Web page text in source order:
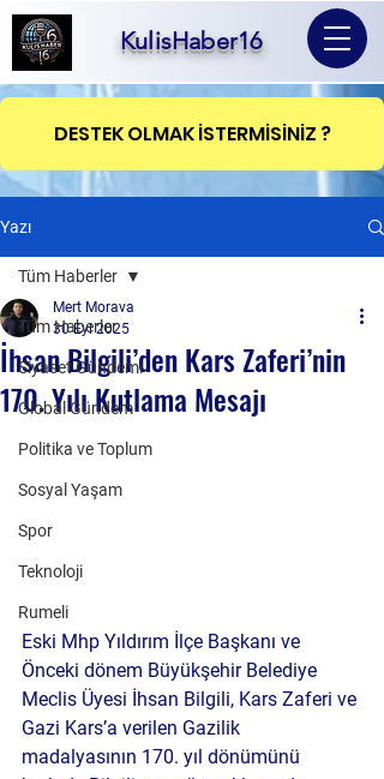
KulisHaber16
DESTEK OLMAK İSTERMİSİNİZ ?
Yazı
Tüm Haberler
Siyaset Gündemi
Global Gündem
Politika ve Toplum
Sosyal Yaşam
Spor
Teknoloji
Rumeli
Tüm Haberler
İhsan Bilgili’den Kars Zaferi’nin
170. Yılı Kutlama Mesajı
Mert Morava
30 Eyl 2025
Eski Mhp Yıldırım İlçe Başkanı ve
Önceki dönem Büyükşehir Belediye
Meclis Üyesi İhsan Bilgili, Kars Zaferi ve
Gazi Kars’a verilen Gazilik
madalyasının 170. yıl dönümünü